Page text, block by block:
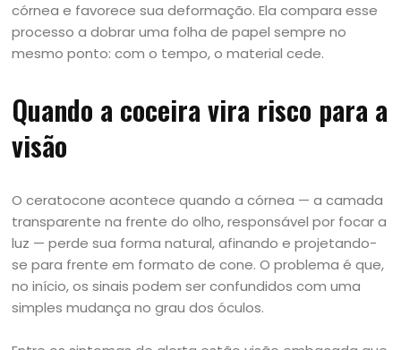
córnea e favorece sua deformação. Ela compara esse
processo a dobrar uma folha de papel sempre no
mesmo ponto: com o tempo, o material cede.
Quando a coceira vira risco para a
visão
O ceratocone acontece quando a córnea — a camada
transparente na frente do olho, responsável por focar a
luz — perde sua forma natural, afinando e projetando-
se para frente em formato de cone. O problema é que,
no início, os sinais podem ser confundidos com uma
simples mudança no grau dos óculos.